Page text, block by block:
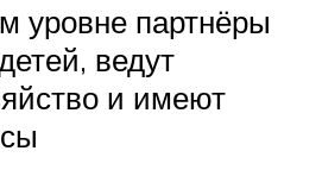
уровне партнёры
ведут
и имеют